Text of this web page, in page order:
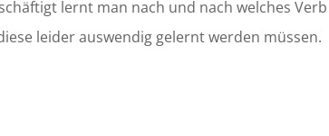
lernt man nach und nach welches
leider auswendig gelernt werden müssen.